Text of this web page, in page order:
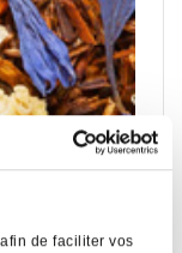
de faciliter vos